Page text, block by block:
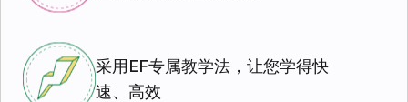
采用EF专属教学法，让您学得快
速、高效